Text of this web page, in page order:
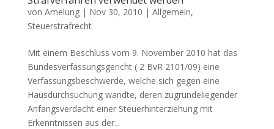
von Amelung| Nov 30, 2010 | Allgemein,
Steuerstrafrecht
Mit einem Beschluss vom 9. November 2010 hat das
Bundesverfassungsgericht ( 2 BvR 2101/09) eine
Verfassungsbeschwerde, welche sich gegen eine
Hausdurchsuchung wandte, deren zugrundeliegender
Anfangsverdacht einer Steuerhinterziehung mit
Erkenntnissen aus der...